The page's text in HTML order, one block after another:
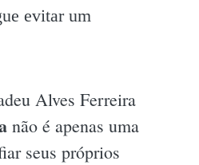
evitar um
Alves Ferreira
não é apenas uma
seus próprios